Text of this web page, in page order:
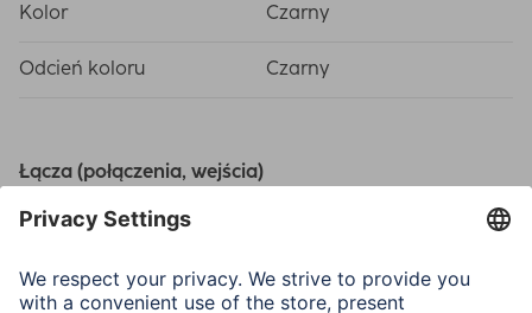
Kolor Czarny
Odcień koloru Czarny
Łącza (połączenia, wejścia)
Połączenie
Połączenie
Micro-USB-Plug, USB-C-